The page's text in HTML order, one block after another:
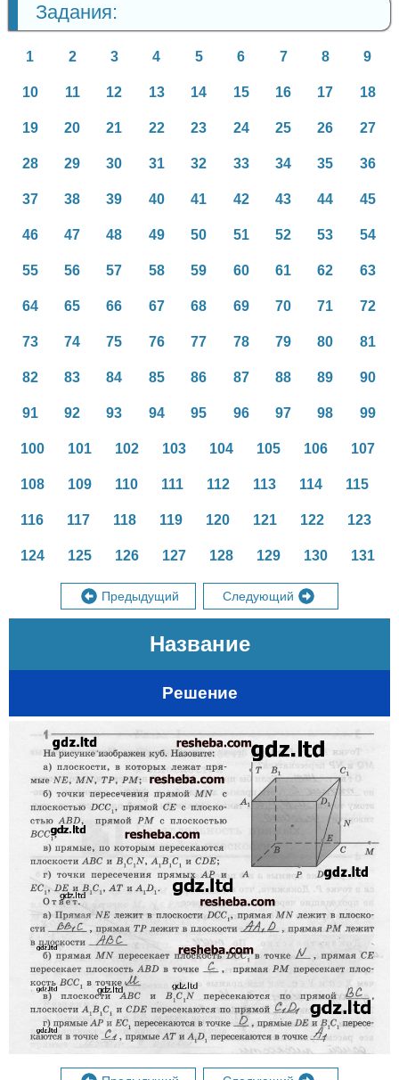
Задания:
1 2 3 4 5 6 7 8 9
10 11 12 13 14 15 16 17 18
19 20 21 22 23 24 25 26 27
28 29 30 31 32 33 34 35 36
37 38 39 40 41 42 43 44 45
46 47 48 49 50 51 52 53 54
55 56 57 58 59 60 61 62 63
64 65 66 67 68 69 70 71 72
73 74 75 76 77 78 79 80 81
82 83 84 85 86 87 88 89 90
91 92 93 94 95 96 97 98 99
100 101 102 103 104 105 106 107
108 109 110 111 112 113 114 115
116 117 118 119 120 121 122 123
124 125 126 127 128 129 130 131
Предыдущий Следующий
Название
Решение